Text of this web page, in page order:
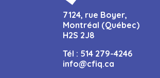
7124, rue Boyer,
Montréal (Québec)
H2S 2J8
Tél : 514 279-4246
info@cfiq.ca